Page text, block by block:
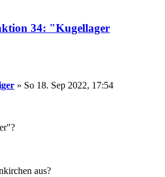
34: "Kugellager
» So 18. Sep 2022, 17:54
aus?